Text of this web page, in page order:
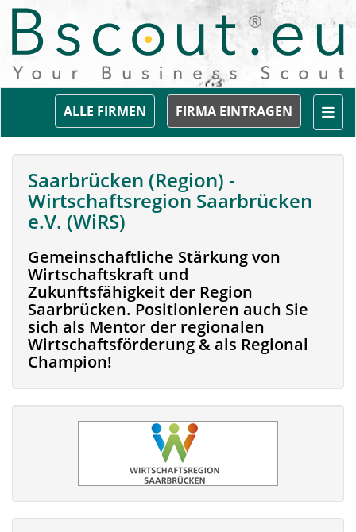
FIRMA EINTRAGEN
ALLE FIRMEN
Saarbrücken (Region) -
Wirtschaftsregion Saarbrücken
e.V. (WiRS)
Gemeinschaftliche Stärkung von
Wirtschaftskraft und
Zukunftsfähigkeit der Region
Saarbrücken. Positionieren auch Sie
sich als Mentor der regionalen
Wirtschaftsförderung & als Regional
Champion!